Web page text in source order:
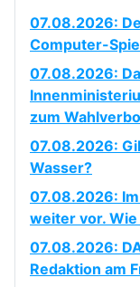
07.08.2026:
Computer-
07.08.2026:
zum
07.08.2026:
Wasser?
07.08.2026:
weiter vor.
07.08.2026:
Redaktion am